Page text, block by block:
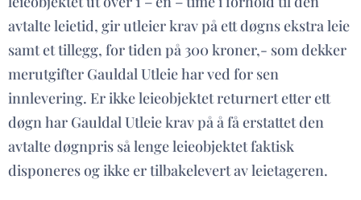
avtalte leietid, gir utleier krav på ett døgns ekstra leie
samt et tillegg, for tiden på 300 kroner,- som dekker
merutgifter Gauldal Utleie har ved for sen
innlevering. Er ikke leieobjektet returnert etter ett
døgn har Gauldal Utleie krav på å få erstattet den
avtalte døgnpris så lenge leieobjektet faktisk
disponeres og ikke er tilbakelevert av leietageren.